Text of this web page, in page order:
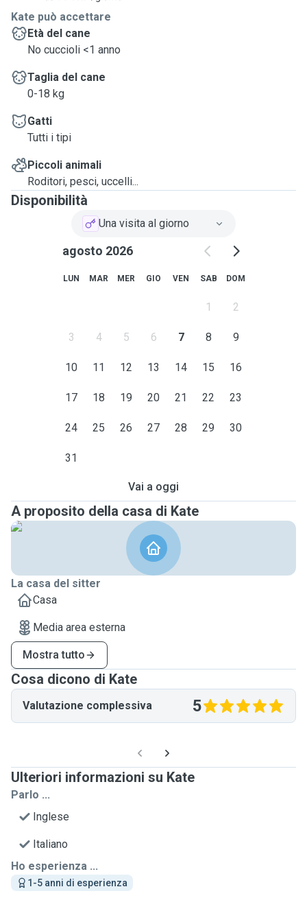
Kate può accettare
Età del cane
No cuccioli <1 anno
Taglia del cane
0-18 kg
Gatti
Tutti i tipi
Piccoli animali
Roditori, pesci, uccelli...
Disponibilità
Una visita al giorno
agosto 2026
LUN MAR MER GIO VEN SAB DOM
1 2
3 4 5 6 7 8 9
10 11 12 13 14 15 16
17 18 19 20 21 22 23
24 25 26 27 28 29 30
31
Vai a oggi
A proposito della casa di Kate
La casa del sitter
Casa
Media area esterna
Mostra tutto
Cosa dicono di Kate
Valutazione complessiva 5
Ulteriori informazioni su Kate
Parlo ...
Inglese
Italiano
Ho esperienza ...
1-5 anni di esperienza